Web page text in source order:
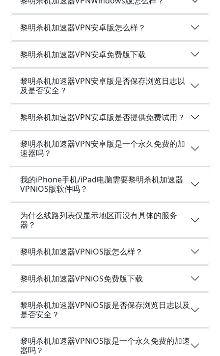
黎明杀机加速器VPN安卓版怎么样？
黎明杀机加速器VPN安卓免费版下载
黎明杀机加速器VPN安卓版是否保存浏览日志以
及是否安全？
黎明杀机加速器VPN安卓版是否提供免费试用？
黎明杀机加速器VPN安卓版是一个永久免费的加
速器吗？
我的iPhone手机/iPad电脑需要黎明杀机加速器
VPNiOS版软件吗？
为什么线路列表仅显示地区而没有具体的服务
器？
黎明杀机加速器VPNiOS版怎么样？
黎明杀机加速器VPNiOS免费版下载
黎明杀机加速器VPNiOS版是否保存浏览日志以及
是否安全？
黎明杀机加速器VPNiOS版是一个永久免费的加速
器吗？